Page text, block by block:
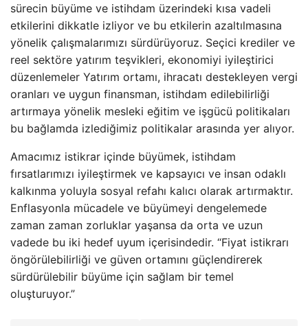
sürecin büyüme ve istihdam üzerindeki kısa vadeli
etkilerini dikkatle izliyor ve bu etkilerin azaltılmasına
yönelik çalışmalarımızı sürdürüyoruz. Seçici krediler ve
reel sektöre yatırım teşvikleri, ekonomiyi iyileştirici
düzenlemeler Yatırım ortamı, ihracatı destekleyen vergi
oranları ve uygun finansman, istihdam edilebilirliği
artırmaya yönelik mesleki eğitim ve işgücü politikaları
bu bağlamda izlediğimiz politikalar arasında yer alıyor.
Amacımız istikrar içinde büyümek, istihdam
fırsatlarımızı iyileştirmek ve kapsayıcı ve insan odaklı
kalkınma yoluyla sosyal refahı kalıcı olarak artırmaktır.
Enflasyonla mücadele ve büyümeyi dengelemede
zaman zaman zorluklar yaşansa da orta ve uzun
vadede bu iki hedef uyum içerisindedir. “Fiyat istikrarı
öngörülebilirliği ve güven ortamını güçlendirerek
sürdürülebilir büyüme için sağlam bir temel
oluşturuyor.”